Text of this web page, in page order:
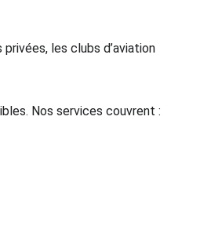
les clubs d’aviation
Nos services couvrent :